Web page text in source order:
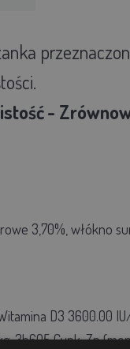
-
3,70%, włókno
D3 3600.00
3b605 Cynk-Zn